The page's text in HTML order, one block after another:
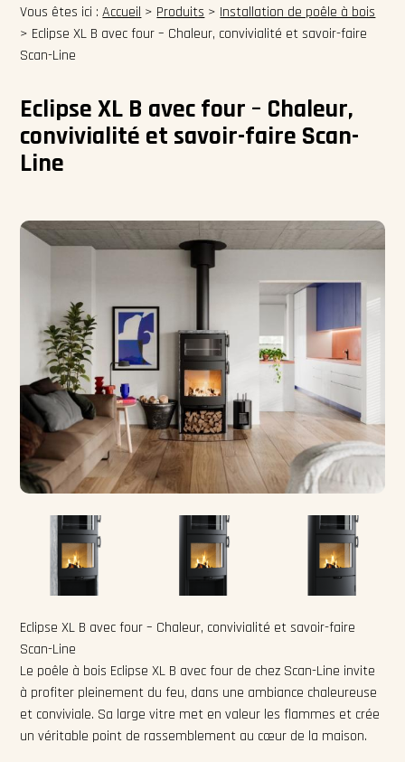
Vous êtes ici :Accueil > Produits > Installation de poêle à bois
> Eclipse XL B avec four – Chaleur, convivialité et savoir-faire
Scan-Line
Eclipse XL B avec four – Chaleur,
convivialité et savoir-faire Scan-
Line
Eclipse XL B avec four – Chaleur, convivialité et savoir-faire
Scan-Line
Le poêle à bois Eclipse XL B avec four de chez Scan-Line invite
à profiter pleinement du feu, dans une ambiance chaleureuse
et conviviale. Sa large vitre met en valeur les flammes et crée
un véritable point de rassemblement au cœur de la maison.